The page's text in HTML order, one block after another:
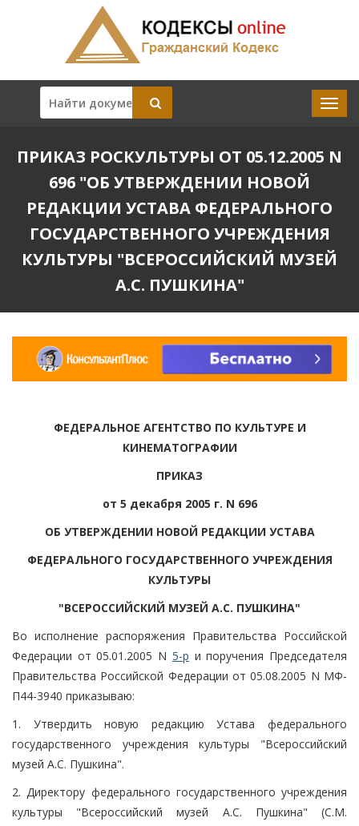
ПРИКАЗ РОСКУЛЬТУРЫ ОТ 05.12.2005 N
696 "ОБ УТВЕРЖДЕНИИ НОВОЙ
РЕДАКЦИИ УСТАВА ФЕДЕРАЛЬНОГО
ГОСУДАРСТВЕННОГО УЧРЕЖДЕНИЯ
КУЛЬТУРЫ "ВСЕРОССИЙСКИЙ МУЗЕЙ
А.С. ПУШКИНА"
ФЕДЕРАЛЬНОЕ АГЕНТСТВО ПО КУЛЬТУРЕ И
КИНЕМАТОГРАФИИ
ПРИКАЗ
от 5 декабря 2005 г. N 696
ОБ УТВЕРЖДЕНИИ НОВОЙ РЕДАКЦИИ УСТАВА
ФЕДЕРАЛЬНОГО ГОСУДАРСТВЕННОГО УЧРЕЖДЕНИЯ
КУЛЬТУРЫ
"ВСЕРОССИЙСКИЙ МУЗЕЙ А.С. ПУШКИНА"
Во исполнение распоряжения Правительства Российской
Федерации от 05.01.2005 N 5-р и поручения Председателя
Правительства Российской Федерации от 05.08.2005 N МФ-
П44-3940 приказываю:
1. Утвердить новую редакцию Устава федерального
государственного учреждения культуры "Всероссийский
музей А.С. Пушкина".
2. Директору федерального государственного учреждения
культуры "Всероссийский музей А.С. Пушкина" (С.М.